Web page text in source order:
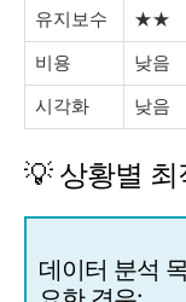
유지보수 ★★
비용 낮음
시각화 낮음
💡 상황별 최
데이터 분석